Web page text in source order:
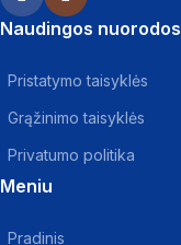
Naudingos nuorodos
Pristatymo taisyklės
Grąžinimo taisyklės
Privatumo politika
Meniu
Pradinis